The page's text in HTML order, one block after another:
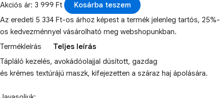
Akciós ár: 3 999 Ft
Kosárba teszem
Az eredeti 5 334 Ft-os árhoz képest a termék jelenleg tartós, 25%-
os kedvezménnyel vásárolható meg webshopunkban.
Termékleírás
Teljes leírás
Tápláló kezelés, avokádóolajjal dúsított, gazdag
és krémes textúrájú maszk, kifejezetten a száraz haj ápolására.